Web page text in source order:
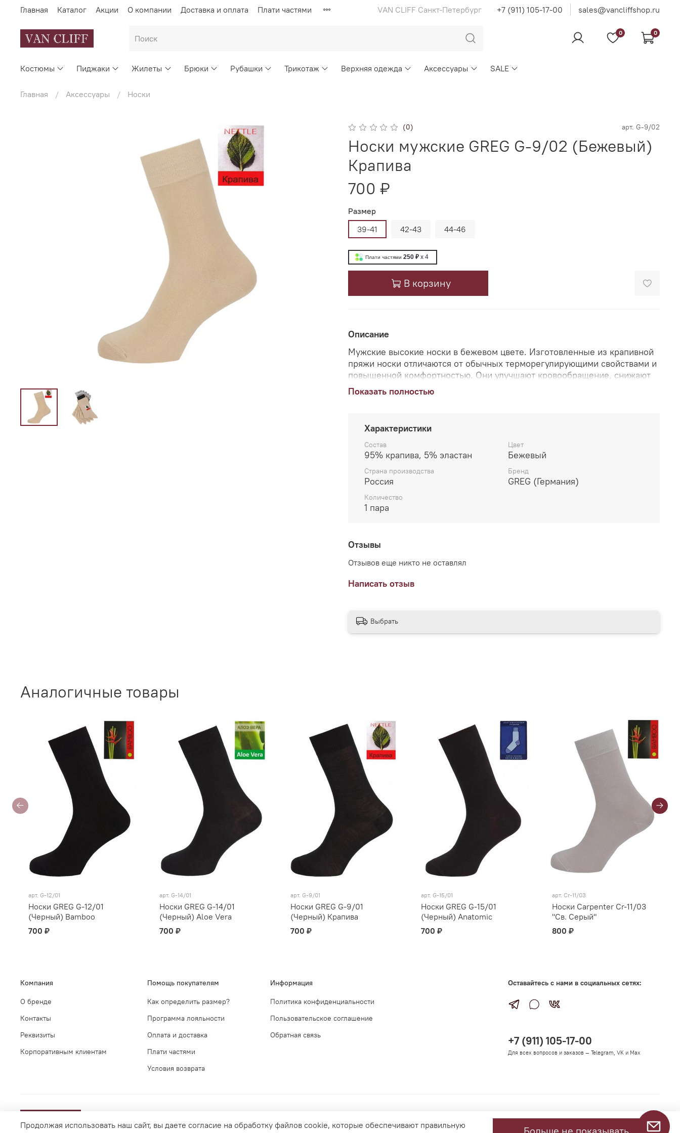
Главная Каталог Акции О компании Доставка и оплата Плати частями VAN CLIFF Санкт-Петербург +7 (911) 105-17-00 sales@vancliffshop.ru
0 0
Костюмы Пиджаки Жилеты Брюки Рубашки Трикотаж Верхняя одежда Аксессуары SALE
Главная Аксессуары Носки
(0) арт. G-9/02
Носки мужские GREG G-9/02 (Бежевый)
Крапива
700 ₽
Размер
39-41
42-43 44-46
Плати частями 250 ₽ x 4
В корзину
Описание
Мужские высокие носки в бежевом цвете. Изготовленные из крапивной
пряжи носки отличаются от обычных терморегулирующими свойствами и
повышенной комфортностью. Они улучшают кровообращение, снижают
отечность и потливость, оказывают антибактериальный эффект,
предотвращая появление неприятного запаха. Материал отлично
Показать полностью
Характеристики
Состав
95% крапива, 5% эластан
Цвет
Бежевый
Страна производства
Россия
Бренд
GREG (Германия)
Количество
1 пара
Отзывы
Отзывов еще никто не оставлял
Написать отзыв
Выбрать
Аналогичные товары
арт. G-12/01
Носки GREG G-12/01
(Черный) Bamboo
700 ₽
арт. G-14/01
Носки GREG G-14/01
(Черный) Aloe Vera
700 ₽
арт. G-9/01
Носки GREG G-9/01
(Черный) Крапива
700 ₽
арт. G-15/01
Носки GREG G-15/01
(Черный) Anatomic
700 ₽
арт. Cr-11/03
Носки Carpenter Cr-11/03
"Св. Серый"
800 ₽
Компания
О бренде
Контакты
Реквизиты
Корпоративным клиентам
Помощь покупателям
Как определить размер?
Программа лояльности
Оплата и доставка
Плати частями
Условия возврата
Информация
Политика конфиденциальности
Пользовательское соглашение
Обратная связь
Оставайтесь с нами в социальных сетях:
+7 (911) 105-17-00
Для всех вопросов и заказов — Telegram, VK и Max
Продолжая использовать наш сайт, вы даете согласие на обработку файлов cookie, которые обеспечивают правильную